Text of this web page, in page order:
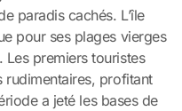
paradis cachés. L’île
pour ses plages vierges
premiers touristes
rudimentaires, profitant
a jeté les bases de